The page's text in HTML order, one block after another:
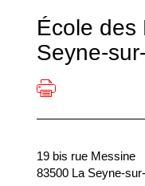
École des
Seyne-
19 bis rue Messine
83500 La Seyne-